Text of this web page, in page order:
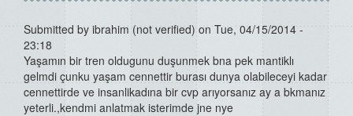
Submitted by ibrahim (not verified) on Tue, 04/15/2014 -
23:18
Yaşamın bir tren oldugunu duşunmek bna pek mantiklı
gelmdi çunku yaşam cennettir burası dunya olabileceyi kadar
cennettirde ve insanlikadına bir cvp arıyorsanız ay a bkmanız
yeterli.,kendmi anlatmak isterimde jne nye